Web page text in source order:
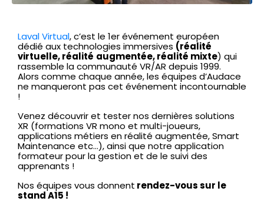
Laval Virtual, c’est le 1er événement européen
dédié aux technologies immersives (réalité
virtuelle, réalité augmentée, réalité mixte) qui
rassemble la communauté VR/AR depuis 1999.
Alors comme chaque année, les équipes d’Audace
ne manqueront pas cet événement incontournable
!
Venez découvrir et tester nos dernières solutions
XR (formations VR mono et multi-joueurs,
applications métiers en réalité augmentée, Smart
Maintenance etc…), ainsi que notre application
formateur pour la gestion et de le suivi des
apprenants !
Nos équipes vous donnent rendez-vous sur le
stand A15 !